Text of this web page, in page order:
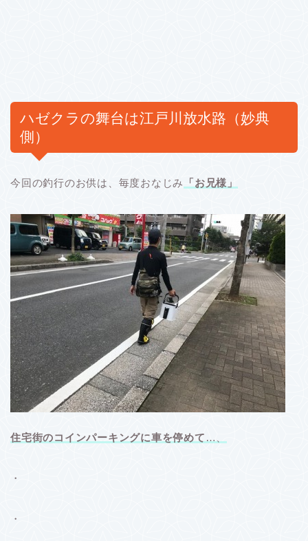
ハゼクラの舞台は江戸川放水路（妙典
側）
今回の釣行のお供は、毎度おなじみ 「お兄様」
住宅街のコインパーキングに車を停めて …、
・
・